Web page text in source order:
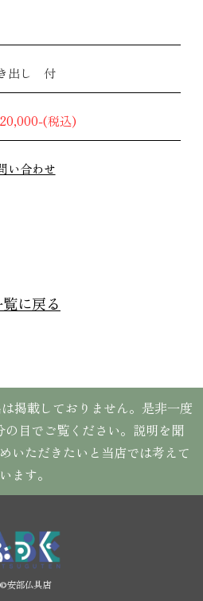
出し 付
(税込)
い合わせ
に戻る
掲載しておりません。是非一度
の目でご覧ください。説明を聞
いただきたいと当店では考えて
います。
©︎安部仏具店